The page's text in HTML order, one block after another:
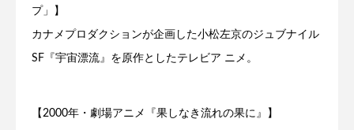
プ」】
カナメプロダクションが企画した小松左京のジュブナイル
SF『宇宙漂流』を原作としたテレビア ニメ。
【2000年・劇場アニメ『果しなき流れの果に』】